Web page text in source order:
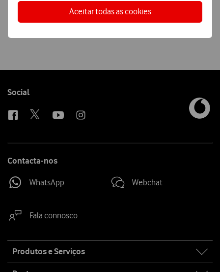
Aceitar todas as cookies
Ver condições Loja Online
Follow
Social
Contacta-nos
WhatsApp Webchat
Fala connosco
map
Produtos e Serviços